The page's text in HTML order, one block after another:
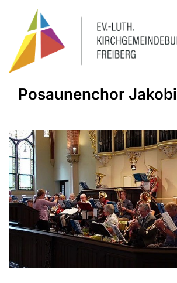
Posaunenchor Jakobi